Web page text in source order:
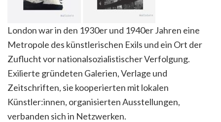
London war in den 1930er und 1940er Jahren eine
Metropole des künstlerischen Exils und ein Ort der
Zuflucht vor nationalsozialistischer Verfolgung.
Exilierte gründeten Galerien, Verlage und
Zeitschriften, sie kooperierten mit lokalen
Künstler:innen, organisierten Ausstellungen,
verbanden sich in Netzwerken.